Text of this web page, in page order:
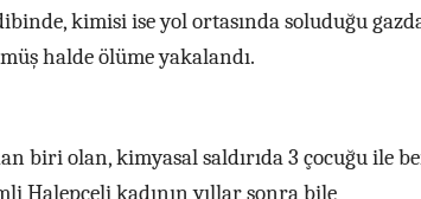
kimisi ise yol ortasında soluduğu
halde ölüme yakalandı.
biri olan, kimyasal saldırıda 3 çocuğu ile
Halepçeli kadının yıllar sonra bile